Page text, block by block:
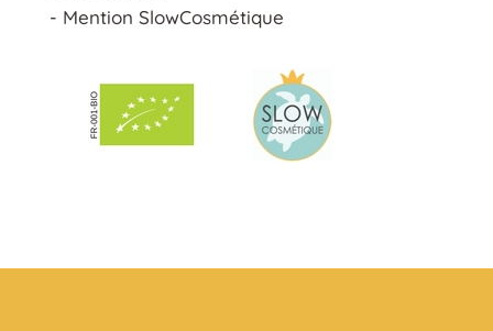
- Mention SlowCosmétique